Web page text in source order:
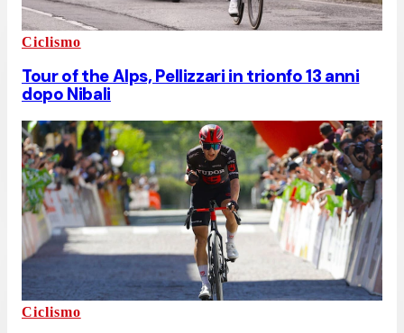
Ciclismo
Tour of the Alps, Pellizzari in trionfo 13 anni
dopo Nibali
Ciclismo